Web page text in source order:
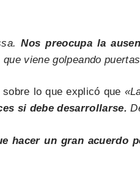
Nos preocupa la
viene golpeando
sobre lo que explicó que
si debe desarrollarse.
hacer un gran acuerdo